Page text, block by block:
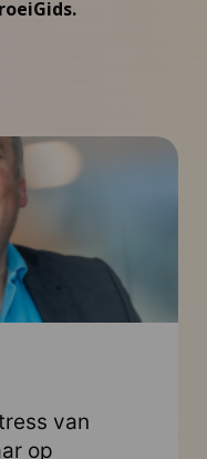
van
op